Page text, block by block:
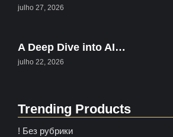
julho 27, 2026
A Deep Dive into AI…
julho 22, 2026
Trending Products
! Без рубрики